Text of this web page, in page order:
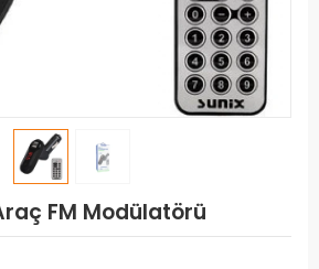
FM Modülatörü